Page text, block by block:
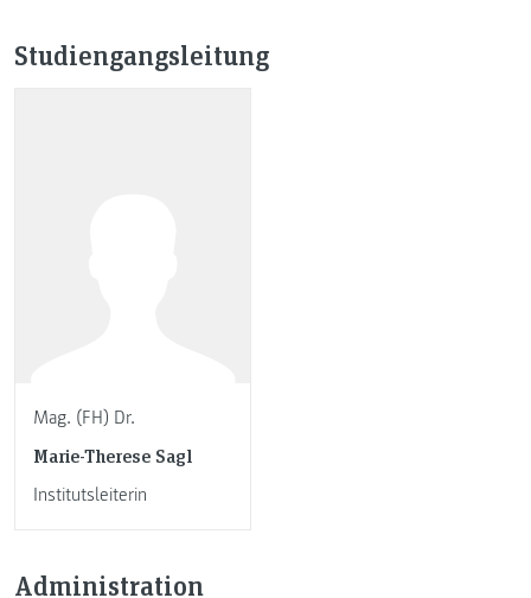
Studiengangsleitung
Mag. (FH) Dr.
Marie-Therese Sagl
Institutsleiterin
Administration